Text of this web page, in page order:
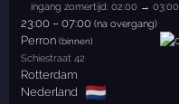
ingang zomertijd: 02:00 → 03:00
23:00 –07:00(na overgang)
Perron (binnen)
Schiestraat 42
Rotterdam
Nederland 🇳🇱